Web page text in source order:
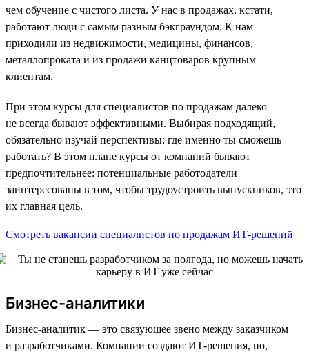
чем обучение с чистого листа. У нас в продажах, кстати,
работают люди с самым разным бэкграундом. К нам
приходили из недвижимости, медицины, финансов,
металлопроката и из продажи канцтоваров крупным
клиентам.
При этом курсы для специалистов по продажам далеко
не всегда бывают эффективными. Выбирая подходящий,
обязательно изучай перспективы: где именно ты сможешь
работать? В этом плане курсы от компаний бывают
предпочтительнее: потенциальные работодатели
заинтересованы в том, чтобы трудоустроить выпускников, это
их главная цель.
Смотреть вакансии специалистов по продажам ИТ-решений
Бизнес-аналитики
Бизнес-аналитик — это связующее звено между заказчиком
и разработчиками. Компании создают ИТ-решения, но,